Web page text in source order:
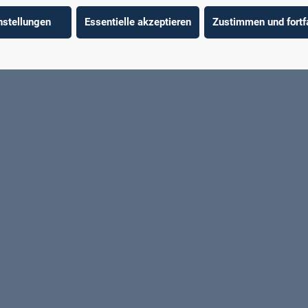
Essentielle akzeptieren Zustimmen und